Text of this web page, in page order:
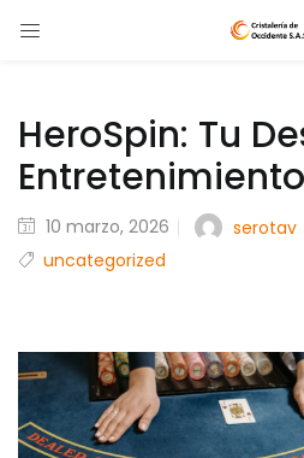
Enter your username and
Lost
HeroSpin: Tu
Posted
10 marzo, 2026 serotav
uncategorized